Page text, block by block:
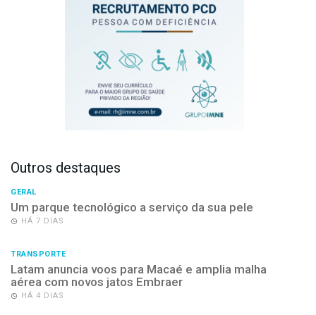
Outros destaques
GERAL
Um parque tecnológico a serviço da sua pele
HÁ 7 DIAS
TRANSPORTE
Latam anuncia voos para Macaé e amplia malha
aérea com novos jatos Embraer
HÁ 4 DIAS